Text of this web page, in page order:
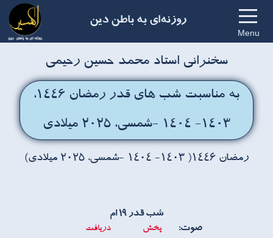
Menu
روزنه‌ای به باطن دین
سخنرانی استاد محمد حسین رحیمی
به مناسبت شب های قدر رمضان ۱۴۴۶،
۱۴۰۳- ۱۴۰۴ -شمسی، ۲۰۲۵ میلادی
رمضان ۱۴۴۶( ۱۴۰۳- ۱۴۰۴ -شمسی، ۲۰۲۵ میلادی)
شب قدر ۱۹ ام
صوت:
پخش دریافت